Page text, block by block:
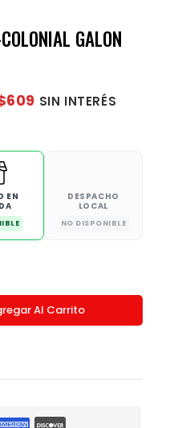
GALON
SIN INTERÉS
EN
DESPACHO
LOCAL
NO DISPONIBLE
Al Carrito